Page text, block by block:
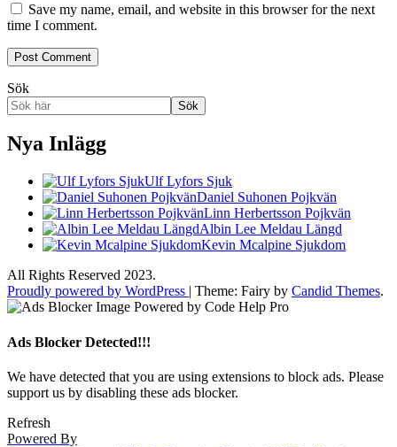
Save my name, email, and website in this browser for the next
time I comment.
Sök
Sök
Nya Inlägg
Ulf Lyfors Sjuk
Daniel Suhonen Pojkvän
Linn Herbertsson Pojkvän
Albin Lee Meldau Längd
Kevin Mcalpine Sjukdom
All Rights Reserved 2023.
Proudly powered by WordPress | Theme: Fairy by Candid Themes.
Ads Blocker Detected!!!
We have detected that you are using extensions to block ads. Please
support us by disabling these ads blocker.
Refresh
Powered By